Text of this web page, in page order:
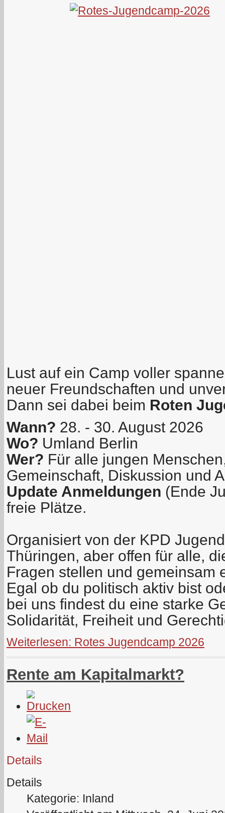
Lust auf ein Camp voller
neuer Freundschaften und
Dann sei dabei beim Roten
Wann? 28. - 30. August 2026
Wo? Umland Berlin
Wer? Für alle jungen
Gemeinschaft, Diskussion und
Update Anmeldungen (Ende
freie Plätze.
Organisiert von der KPD
Thüringen, aber offen für alle,
Fragen stellen und gemeinsam
Egal ob du politisch aktiv bist
bei uns findest du eine starke
Solidarität, Freiheit und
Weiterlesen: Rotes Jugendcamp 2026
Rente am Kapitalmarkt?
Details
Details
Kategorie: Inland